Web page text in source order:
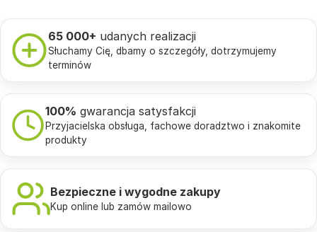
65 000+ udanych realizacji
Słuchamy Cię, dbamy o szczegóły, dotrzymujemy
terminów
100% gwarancja satysfakcji
Przyjacielska obsługa, fachowe doradztwo i znakomite
produkty
Bezpieczne i wygodne zakupy
Kup online lub zamów mailowo